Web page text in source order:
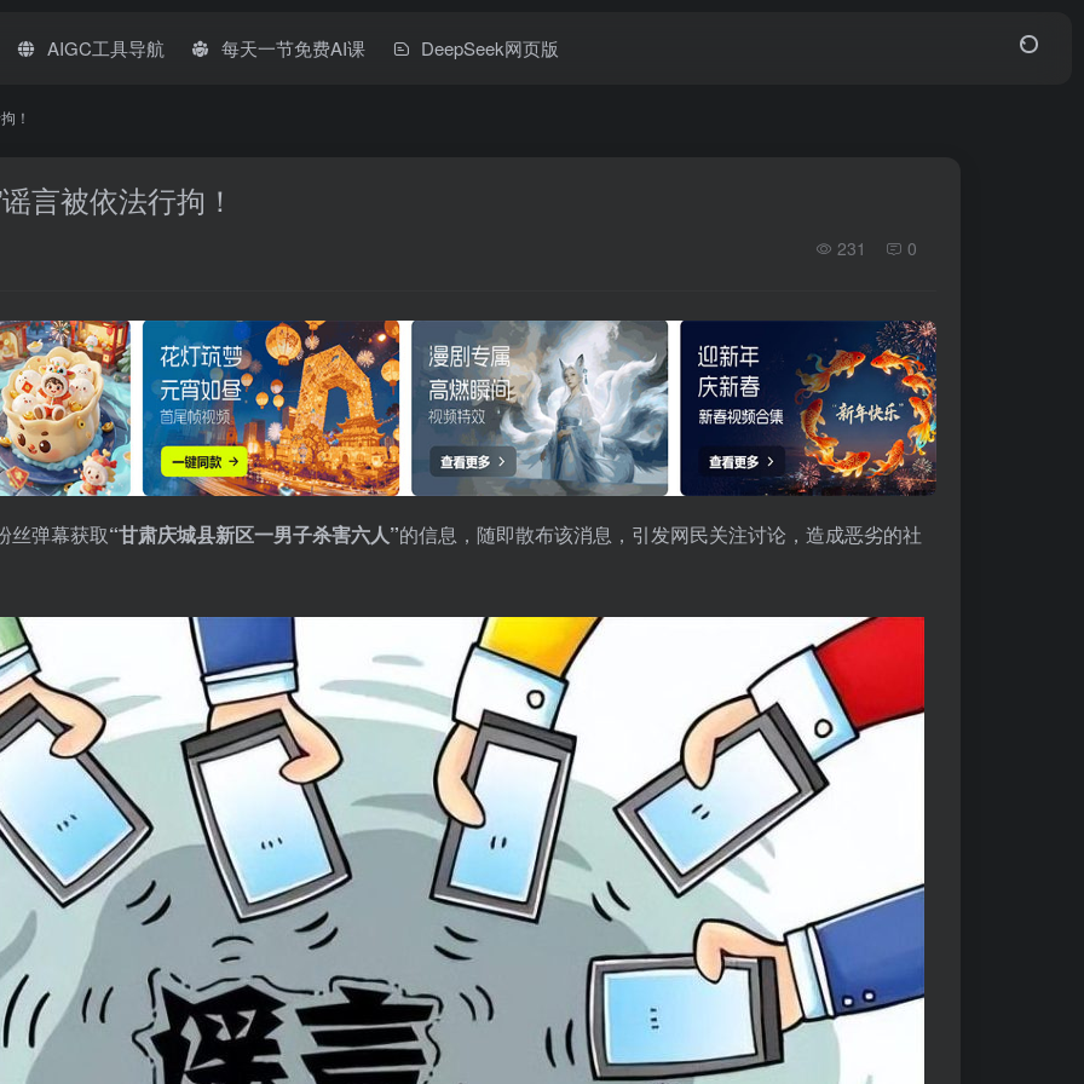
AIGC工具导航 每天一节免费AI课 DeepSeek网页版
！
言被依法行拘！
231 0
丝弹幕获取“甘肃庆城县新区一男子杀害六人”的信息，随即散布该消息，引发网民关注讨论，造成恶劣的社